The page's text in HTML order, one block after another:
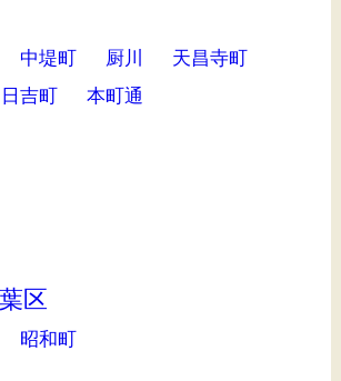
中堤町 厨川
天昌寺町
日吉町 本町通
区
昭和町